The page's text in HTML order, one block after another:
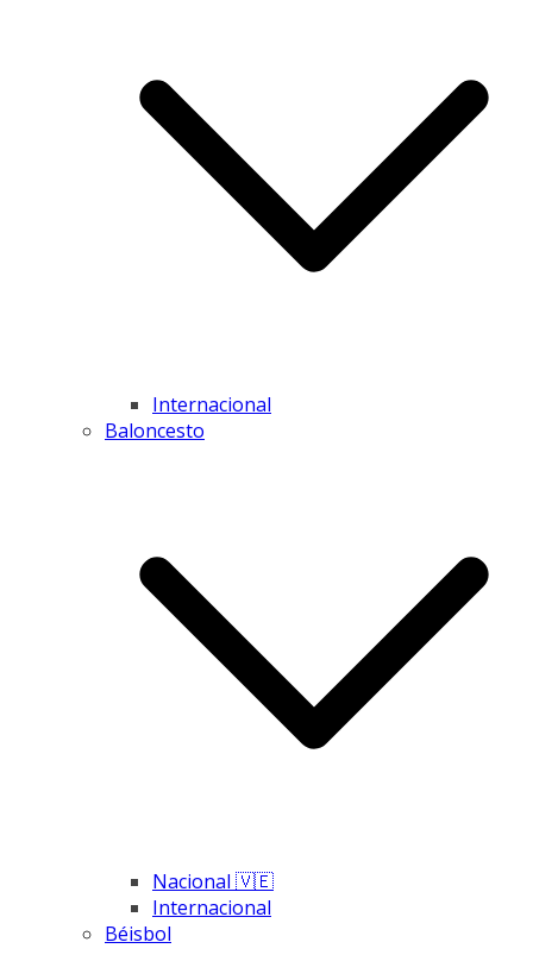
Internacional
Baloncesto
Nacional 🇻🇪
Internacional
Béisbol